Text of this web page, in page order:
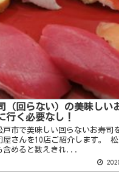
（回らない）の美味しい
行く必要なし！
戸市で美味しい回らないお寿司
屋さんを10店ご紹介します。
含めると数えきれ...